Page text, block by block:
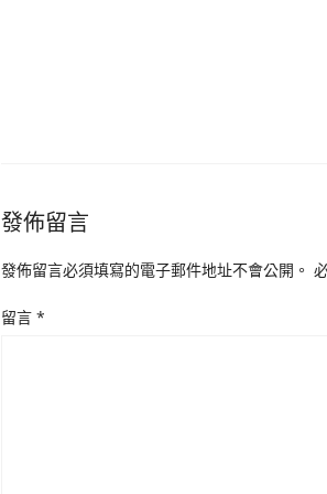
發佈留言
發佈留言必須填寫的電子郵件地址不會公開。
留言 *